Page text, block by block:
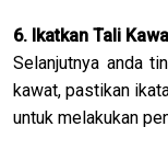
6. Ikatkan Tali
Selanjutnya anda
kawat, pastikan
untuk melakukan